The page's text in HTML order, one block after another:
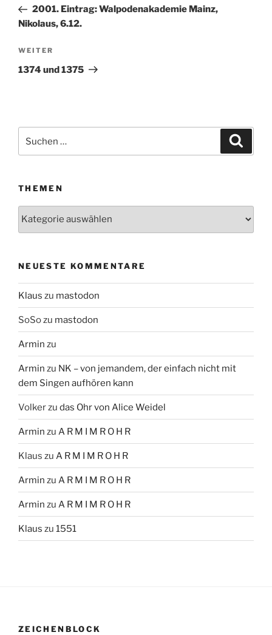
Beitrag
2001. Eintrag: Walpodenakademie Mainz,
Nikolaus, 6.12.
Nächster
Beitrag
WEITER
1374 und 1375
THEMEN
Themen
NEUESTE KOMMENTARE
Klaus zu mastodon
SoSozu mastodon
Armin zu
Armin zu NK – von jemandem, der einfach nicht mit
dem Singen aufhören kann
Volkerzu das Ohr von Alice Weidel
Armin zu A R M I M R O H R
Klaus zu A R M I M R O H R
Armin zu A R M I M R O H R
Armin zu A R M I M R O H R
Klaus zu 1551
ZEICHENBLOCK